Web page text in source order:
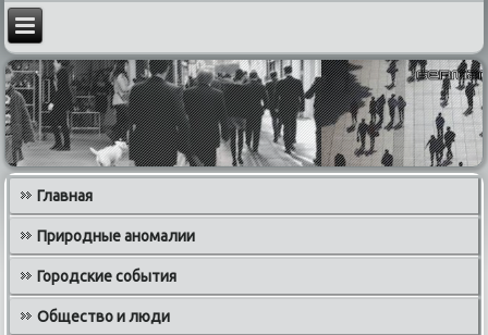
Главная
Природные аномалии
Городские события
Общество и люди